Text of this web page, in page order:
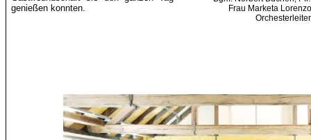
genießen konnten.
Frau Marketa